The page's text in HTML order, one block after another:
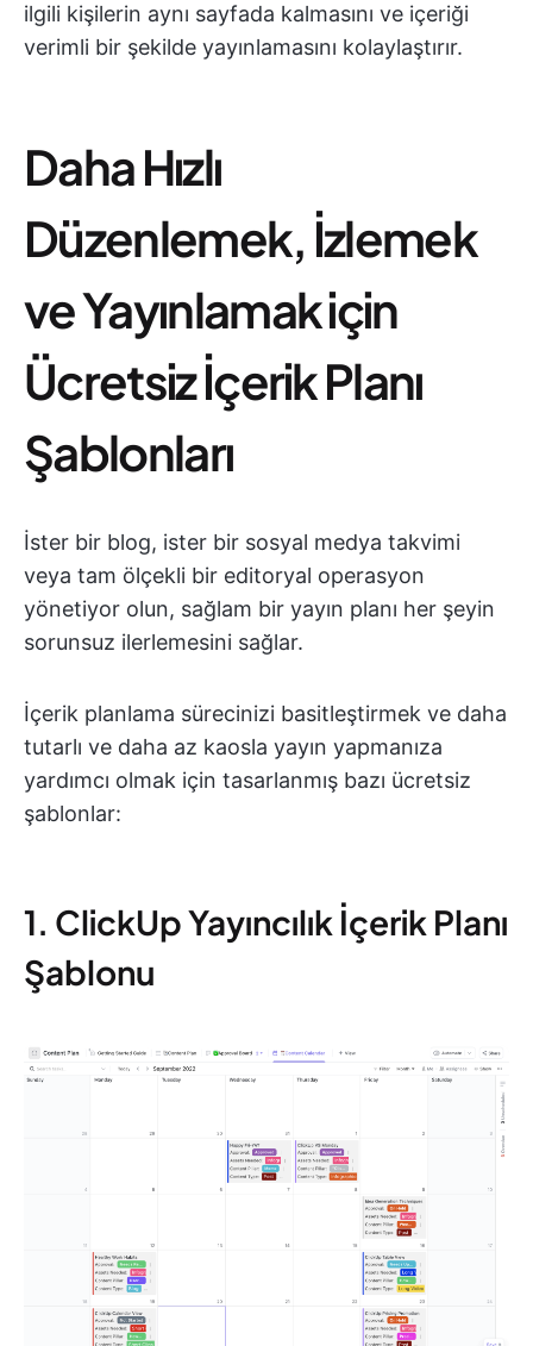
ilgili kişilerin aynı sayfada kalmasını ve içeriği
verimli bir şekilde yayınlamasını kolaylaştırır.
Daha Hızlı
Düzenlemek, İzlemek
ve Yayınlamak için
Ücretsiz İçerik Planı
Şablonları
İster bir blog, ister bir sosyal medya takvimi
veya tam ölçekli bir editoryal operasyon
yönetiyor olun, sağlam bir yayın planı her şeyin
sorunsuz ilerlemesini sağlar.
İçerik planlama sürecinizi basitleştirmek ve daha
tutarlı ve daha az kaosla yayın yapmanıza
yardımcı olmak için tasarlanmış bazı ücretsiz
şablonlar:
1. ClickUp Yayıncılık İçerik Planı
Şablonu